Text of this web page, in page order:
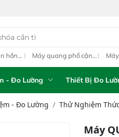
hồng
Máy quang phổ cận
NIR Analyzer
- Đo Lường Thiết Bị Đo
- Đo Lường Thử Nghiệm
Máy